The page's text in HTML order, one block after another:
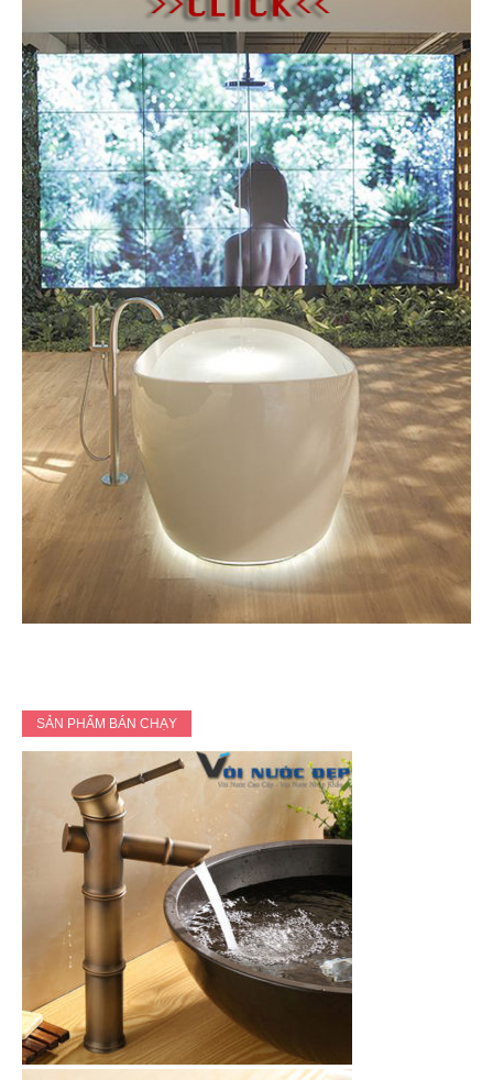
SẢN PHẨM BÁN CHẠY